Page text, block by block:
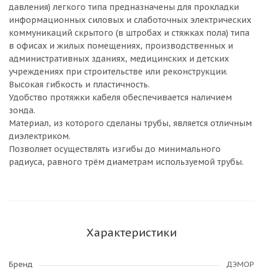
давления) легкого типа предназначены для прокладки
информационных силовых и слаботочных электрических
коммуникаций скрытого (в штробах и стяжках пола) типа
в офисах и жилых помещениях, производственных и
административных зданиях, медицинских и детских
учреждениях при строительстве или реконструкции.
Высокая гибкость и пластичность.
Удобство протяжки кабеля обеспечивается наличием
зонда.
Материал, из которого сделаны трубы, является отличным
диэлектриком.
Позволяет осуществлять изгибы до минимального
радиуса, равного трём диаметрам используемой трубы.
Характеристики
Бренд
ДЭМОР